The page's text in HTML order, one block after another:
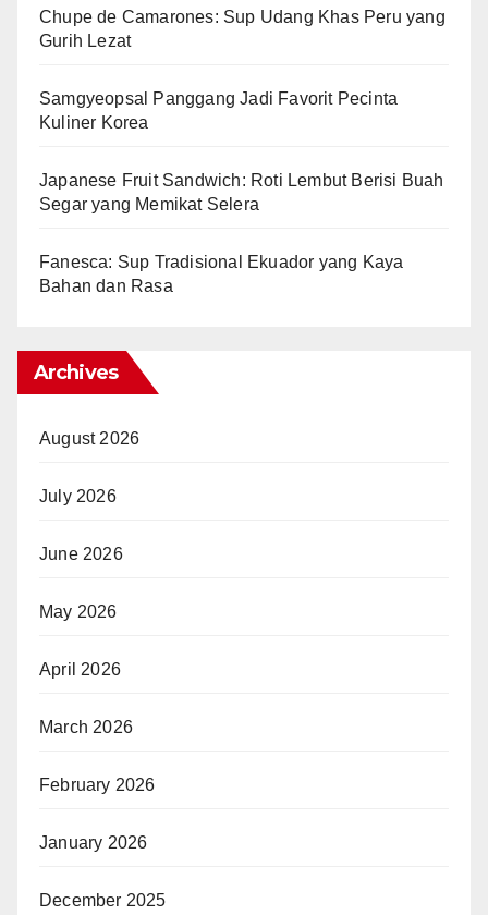
Chupe de Camarones: Sup Udang Khas Peru yang
Gurih Lezat
Samgyeopsal Panggang Jadi Favorit Pecinta
Kuliner Korea
Japanese Fruit Sandwich: Roti Lembut Berisi Buah
Segar yang Memikat Selera
Fanesca: Sup Tradisional Ekuador yang Kaya
Bahan dan Rasa
Archives
August 2026
July 2026
June 2026
May 2026
April 2026
March 2026
February 2026
January 2026
December 2025